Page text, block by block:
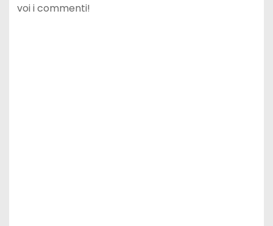
voi i commenti!